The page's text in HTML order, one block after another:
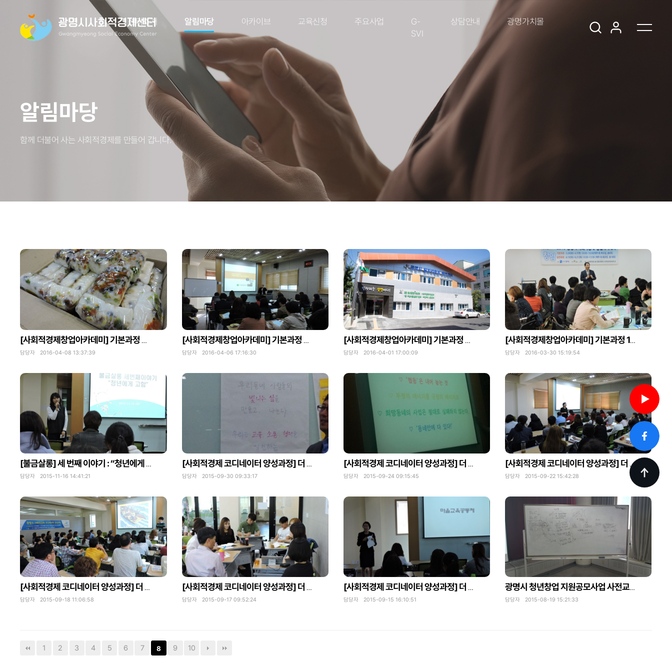
센터소개 알림마당 아카이브 교육신청 주요사업
G-
SVI
상담안내 광명가치몰
알림마당
함께 더불어 사는 사회적경제를 만들어 갑니다.
[사회적경제창업아카데미] 기본과정 4회차-사회적 경제 조직 만들기
담당자 2016-04-08 13:37:39
[사회적경제창업아카데미] 기본과정 3회차-사회적경제 사업구상하기
담당자 2016-04-06 17:16:30
[사회적경제창업아카데미] 기본과정 2회차 -사회적경제의 이슈와 사례
담당자 2016-04-01 17:00:09
[사회적경제창업아카데미] 기본과정 1회차 -사회적경제의 개념 및 활성화방안
담당자 2016-03-30 15:19:54
[불금살롱] 세 번째 이야기 : “청년에게 고함”
담당자 2015-11-16 14:41:21
[사회적경제 코디네이터 양성과정] 더 나은 사회를 위한 교육(6)
담당자 2015-09-30 09:33:17
[사회적경제 코디네이터 양성과정] 더 나은 사회를 위한 교육(5)
담당자 2015-09-24 09:15:45
[사회적경제 코디네이터 양성과정] 더 나은 사회를 위한 교육(4)
담당자 2015-09-22 15:42:28
[사회적경제 코디네이터 양성과정] 더 나은 사회를 위한 교육(3)
담당자 2015-09-18 11:06:58
[사회적경제 코디네이터 양성과정] 더 나은 사회를 위한 교육(2)
담당자 2015-09-17 09:52:24
[사회적경제 코디네이터 양성과정] 더 나은 사회를 위한 교육(1)
담당자 2015-09-15 16:10:51
광명시 청년창업 지원공모사업 사전교육
담당자 2015-08-19 15:21:33
1 2 3 4 5 6 7 8 9 10